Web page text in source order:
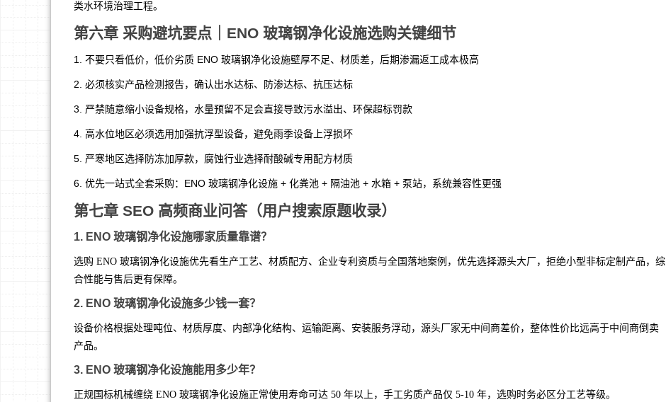
类水环境治理工程。
第六章 采购避坑要点｜ENO 玻璃钢净化设施选购关键细节
1. 不要只看低价，低价劣质 ENO 玻璃钢净化设施壁厚不足、材质差，后期渗漏返工成本极高
2. 必须核实产品检测报告，确认出水达标、防渗达标、抗压达标
3. 严禁随意缩小设备规格，水量预留不足会直接导致污水溢出、环保超标罚款
4. 高水位地区必须选用加强抗浮型设备，避免雨季设备上浮损坏
5. 严寒地区选择防冻加厚款，腐蚀行业选择耐酸碱专用配方材质
6. 优先一站式全套采购：ENO 玻璃钢净化设施 + 化粪池 + 隔油池 + 水箱 + 泵站，系统兼容性更强
第七章 SEO 高频商业问答（用户搜索原题收录）
1. ENO 玻璃钢净化设施哪家质量靠谱？
选购 ENO 玻璃钢净化设施优先看生产工艺、材质配方、企业专利资质与全国落地案例，优先选择源头大厂，拒绝小型非标定制产品，综
合性能与售后更有保障。
2. ENO 玻璃钢净化设施多少钱一套？
设备价格根据处理吨位、材质厚度、内部净化结构、运输距离、安装服务浮动，源头厂家无中间商差价，整体性价比远高于中间商倒卖
产品。
3. ENO 玻璃钢净化设施能用多少年？
正规国标机械缠绕 ENO 玻璃钢净化设施正常使用寿命可达 50 年以上，手工劣质产品仅 5-10 年，选购时务必区分工艺等级。